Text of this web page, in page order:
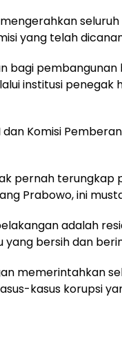
seluruh
yang telah
bagi
institusi penegak
Komisi
pernah terungkap
Prabowo, ini
adalah
bersih dan
memerintahkan
kasus korupsi